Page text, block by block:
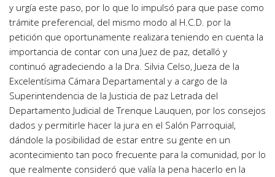
y urgía este paso, por lo que lo impulsó para que pase como
trámite preferencial, del mismo modo al H.C.D. por la
petición que oportunamente realizara teniendo en cuenta la
importancia de contar con una Juez de paz, detalló y
continuó agradeciendo a la Dra. Silvia Celso, Jueza de la
Excelentísima Cámara Departamental y a cargo de la
Superintendencia de la Justicia de paz Letrada del
Departamento Judicial de Trenque Lauquen, por los consejos
dados y permitirle hacer la jura en el Salón Parroquial,
dándole la posibilidad de estar entre su gente en un
acontecimiento tan poco frecuente para la comunidad, por lo
que realmente consideró que valía la pena hacerlo en la